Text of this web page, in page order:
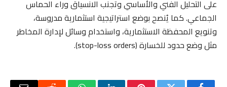
على التحليل الفني والأساسي وتجنب الانسياق وراء الحماس
الجماعي. كما يُنصح بوضع استراتيجية استثمارية مدروسة،
وتنويع المحفظة الاستثمارية، واستخدام وسائل لإدارة المخاطر
مثل وضع حدود للخسارة (stop-loss orders).